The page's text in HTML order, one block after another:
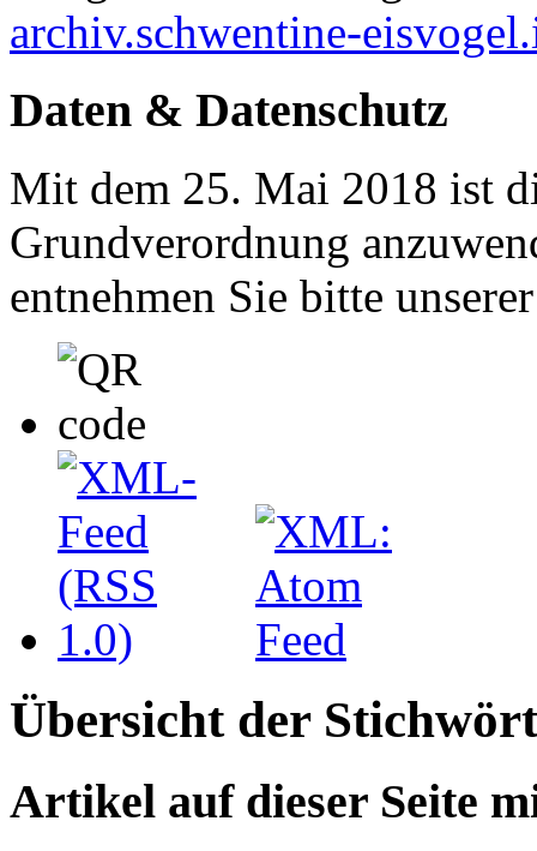
archiv.schwentine-
Daten & Datenschutz
Mit dem 25. Mai 2018 ist
Grundverordnung
entnehmen Sie bitte
Übersicht der
Artikel auf dieser Seite